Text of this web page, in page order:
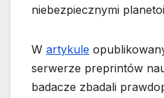
niebezpiecznymi
W artykule
serwerze preprintów
badacze zbadali